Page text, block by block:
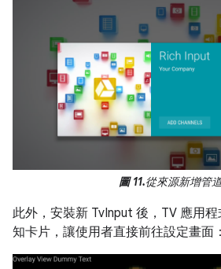
圖 11.從來源新增管道
此外，安裝新 TvInput 後，TV 應用
知卡片，讓使用者直接前往設定畫面：